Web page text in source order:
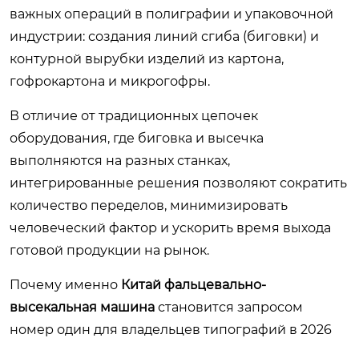
важных операций в полиграфии и упаковочной
индустрии: создания линий сгиба (биговки) и
контурной вырубки изделий из картона,
гофрокартона и микрогофры.
В отличие от традиционных цепочек
оборудования, где биговка и высечка
выполняются на разных станках,
интегрированные решения позволяют сократить
количество переделов, минимизировать
человеческий фактор и ускорить время выхода
готовой продукции на рынок.
Почему именно Китай фальцевально-
высекальная машина становится запросом
номер один для владельцев типографий в 2026